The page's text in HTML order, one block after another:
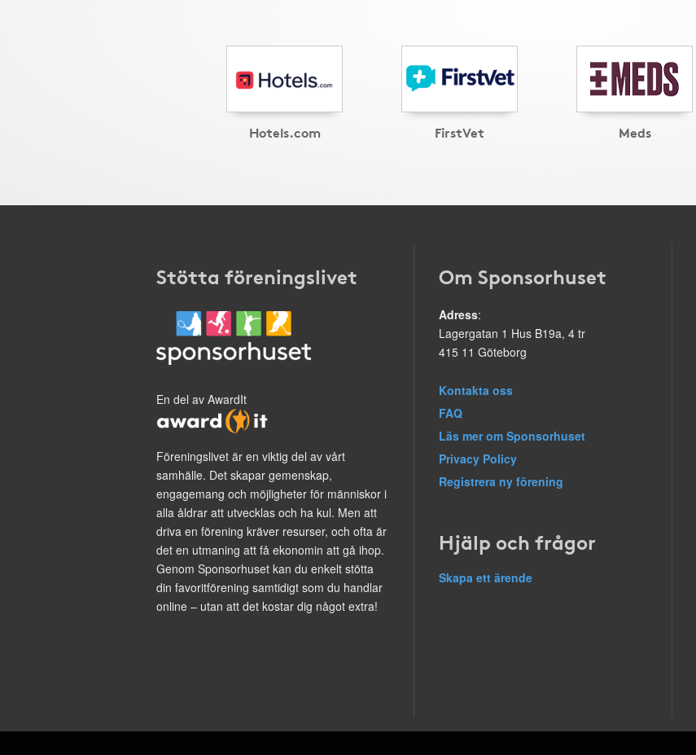
Hotels.com FirstVet Meds
Stötta föreningslivet
En del av AwardIt
Föreningslivet är en viktig del av vårt
samhälle. Det skapar gemenskap,
engagemang och möjligheter för människor i
alla åldrar att utvecklas och ha kul. Men att
driva en förening kräver resurser, och ofta är
det en utmaning att få ekonomin att gå ihop.
Genom Sponsorhuset kan du enkelt stötta
din favoritförening samtidigt som du handlar
online – utan att det kostar dig något extra!
Om Sponsorhuset
Adress:
Lagergatan 1 Hus B19a, 4 tr
415 11 Göteborg
Kontakta oss
FAQ
Läs mer om Sponsorhuset
Privacy Policy
Registrera ny förening
Hjälp och frågor
Skapa ett ärende